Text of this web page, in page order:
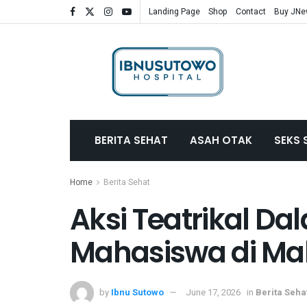
Landing Page Shop Contact Buy
BERITA SEHAT ASAH OTAK SEKS
Home Berita Sehat
Aksi Teatrikal
Mahasiswa di
by Ibnu Sutowo June 17, 2026 in Berita